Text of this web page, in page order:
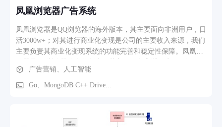
据库慢查询等问题，通过优化查询语句，包括指定字段、分批
并行、联合索引、覆盖索引等方式解决业务问题。 技术难点
5：创建计划和创意双写表时，通过监听处理binlog方式，解决
了接口调用超时但写入成功带来的数据不一致问题。 技术难点
6：针对投后数据查询的通用性，参与千策sdk的开发与接入，
统一查询接口，实现了对不同数据集查询的模块拆分与组装，
提高研发效率50%。 2）负责本地推自动化托管能力的建设，
包括平台全模块、全链路的改造，母/子计划、管家项目组等新
一个较大挑战，让我的项目管理能力有较大提升，项目上线
后，广告投放决策可由广告主转移到平台，既节省了广告主时
凤凰浏览器广告系统
凤凰浏览器是QQ浏览器的海外版本，其主要面向非洲用户，日
活3000w+；对其进行商业化变现是公司的主要收入来源，我们
主要负责其商业化变现系统的功能完善和稳定性保障。凤凰浏
3000w+；对其进行商业化变现是公司的主要收入来源，我们主
要负责其商业化变现系统的功能完善和稳定性保障。凤凰浏览
要负责其商业化变现系统的功能完善和稳定性保障。
广告营销、人工智能
Go、MongoDB C++ Drive...